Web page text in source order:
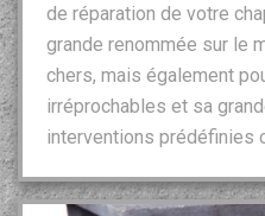
de réparation de votre
grande renommée sur le
chers, mais également
irréprochables et sa
interventions prédéfinies